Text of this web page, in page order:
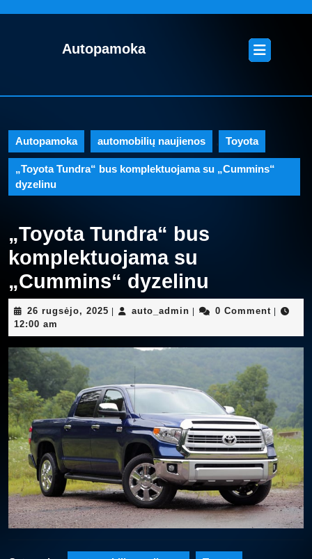
Autopamoka
Open
Button
Autopamoka automobilių naujienos , Toyota
„Toyota Tundra“ bus komplektuojama su „Cummins“
dyzelinu
„Toyota Tundra“ bus
komplektuojama su
„Cummins“ dyzelinu
26 rugsėjo, 2025 26
2025
auto_admin auto_admin
0 Comment
12:00 am